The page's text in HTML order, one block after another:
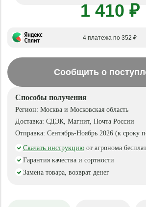
1 410 ₽
4 платежа по 352 ₽
Сообщить о
Способы получения
Регион: Москва и Московская область
Доставка: СДЭК, Магнит, Почта России
Отправка: Сентябрь-Ноябрь 2026 (к сроку
Скачать инструкцию от агронома
Гарантия качества и сортности
Замена товара, возврат денег